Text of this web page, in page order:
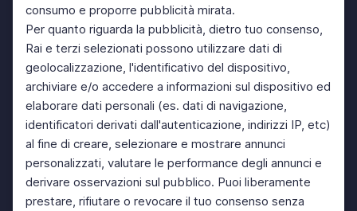
consumo e proporre pubblicità mirata.
Per quanto riguarda la pubblicità, dietro tuo consenso,
Rai e terzi selezionati possono utilizzare dati di
geolocalizzazione, l'identificativo del dispositivo,
archiviare e/o accedere a informazioni sul dispositivo ed
elaborare dati personali (es. dati di navigazione,
identificatori derivati dall'autenticazione, indirizzi IP, etc)
al fine di creare, selezionare e mostrare annunci
personalizzati, valutare le performance degli annunci e
derivare osservazioni sul pubblico. Puoi liberamente
prestare, rifiutare o revocare il tuo consenso senza